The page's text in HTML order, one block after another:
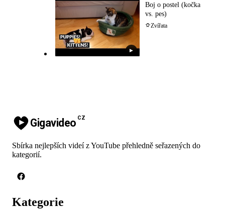
▶
Boj o postel (kočka
vs. pes)
Zvířata
Gigavideo CZ
Sbírka nejlepších videí z YouTube přehledně seřazených do
kategorií.
Kategorie